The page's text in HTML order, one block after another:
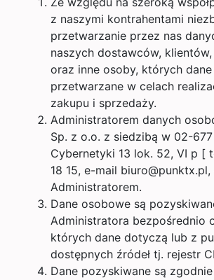
z naszymi kontrahentami
przetwarzanie przez nas
naszych dostawców,
oraz inne osoby, których dane
przetwarzane w celach
zakupu i sprzedaży.
Administratorem danych
Sp. z o.o. z siedzibą w 02-
Cybernetyki 13 lok. 52, VI p [
18 15, e-mail
Administratorem.
Dane osobowe są
Administratora bezpośrednio
których dane dotyczą lub z
dostępnych źródeł tj. rejestr
Dane pozyskiwane są